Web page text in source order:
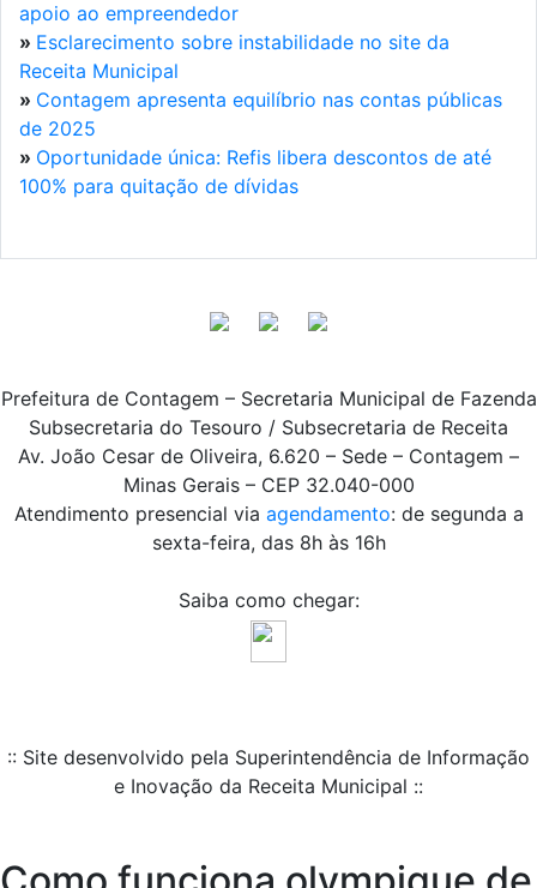
apoio ao empreendedor
» Esclarecimento sobre instabilidade no site da
Receita Municipal
» Contagem apresenta equilíbrio nas contas públicas
de 2025
» Oportunidade única: Refis libera descontos de até
100% para quitação de dívidas
Prefeitura de Contagem – Secretaria Municipal de Fazenda
Subsecretaria do Tesouro / Subsecretaria de Receita
Av. João Cesar de Oliveira, 6.620 – Sede – Contagem –
Minas Gerais – CEP 32.040-000
Atendimento presencial via agendamento: de segunda a
sexta-feira, das 8h às 16h
Saiba como chegar:
:: Site desenvolvido pela Superintendência de Informação
e Inovação da Receita Municipal ::